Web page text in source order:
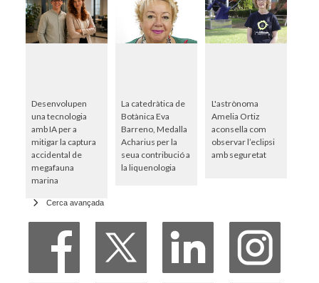
Desenvolupen
una tecnologia
amb IA per a
mitigar la captura
accidental de
megafauna
marina
La catedràtica de
Botànica Eva
Barreno, Medalla
Acharius per la
seua contribució a
la liquenologia
L'astrònoma
Amelia Ortiz
aconsella com
observar l’eclipsi
amb seguretat
Cerca avançada